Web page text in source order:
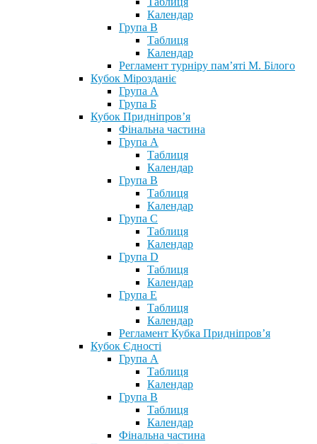
Календар
Група В
Таблиця
Календар
Регламент турніру пам’яті М. Білого
Кубок Мірозданіє
Група А
Група Б
Кубок Придніпров’я
Фінальна частина
Група А
Таблиця
Календар
Група В
Таблиця
Календар
Група С
Таблиця
Календар
Група D
Таблиця
Календар
Група Е
Таблиця
Календар
Регламент Кубка Придніпров’я
Кубок Єдності
Група А
Таблиця
Календар
Група В
Таблиця
Календар
Фінальна частина